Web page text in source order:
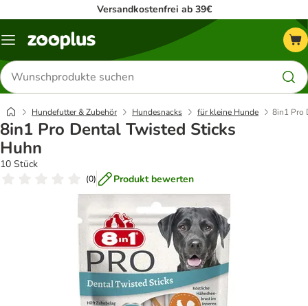
Versandkostenfrei ab 39€
Menü
Produkte
suchen
Hundefutter & Zubehör Hundesnacks für kleine Hunde 8in1 Pro
8in1 Pro Dental Twisted Sticks
Huhn
10 Stück
(0) Produkt bewerten